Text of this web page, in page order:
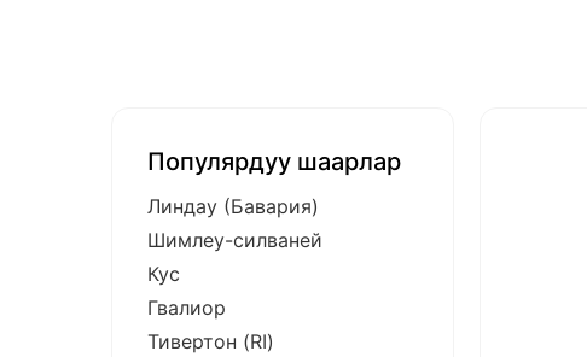
Популярдуу шаарлар
Линдау (Бавария)
Шимлеу-силваней
Кус
Гвалиор
Тивертон (RI)